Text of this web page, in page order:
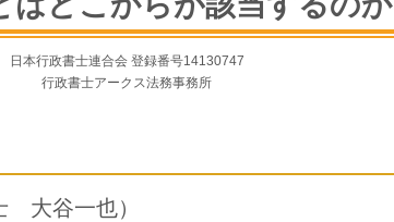
日本行政書士連合会 登録番号14130747
行政書士アークス法務事務所
大谷一也）